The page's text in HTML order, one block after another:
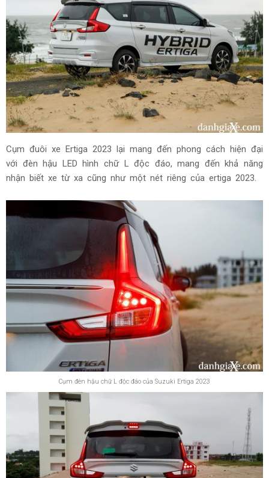
Cụm đuôi xe Ertiga 2023 lại mang đến phong cách hiện đại
với đèn hậu LED hình chữ L độc đáo, mang đến khả năng
nhận biết xe từ xa cũng như một nét riêng của ertiga 2023.
Cụm đèn hậu chữ L độc đáo của Suzuki Ertiga 2023